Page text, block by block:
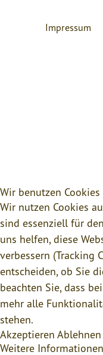
Impressum
Wir benutzen Cookies
Wir nutzen Cookies
sind essenziell für
uns helfen, diese
verbessern (Tracking
entscheiden, ob Sie
beachten Sie, dass
mehr alle
stehen.
Akzeptieren Ablehnen
Weitere Informationen